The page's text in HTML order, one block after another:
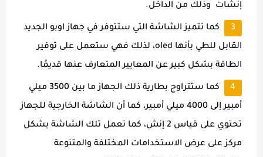
إنشات وذلك من الداخل.
كما تتميز الشاشة التي ستتوفر في جهاز اوبو الجديد
القابل للطي بأنها oled، لذلك فهي ستعمل على توفير
الطاقة بشكل كبير عن المعايير المتعارف عنها قديمًا.
كما ستتراوح بطارية ذلك الجهاز ما بين 3500 ميلي
أمبير إلى 4000 ميلي أمبير، كما أن الشاشة الخارجية للجهاز
تحتوي على قياس 2 إنش، كما تعمل تلك الشاشة بشكل
مركز على عرض الاستخدامات المختلفة والمتنوعة